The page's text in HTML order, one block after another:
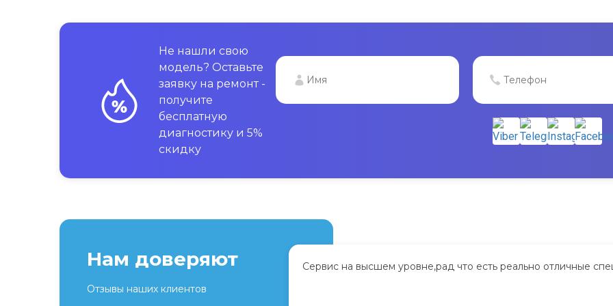
Не нашли свою
модель? Оставьте
заявку на ремонт -
получите
бесплатную
диагностику и 5%
скидку
Нам доверяют
Отзывы наших клиентов
Сервис на высшем уровне,рад что есть реально отличные